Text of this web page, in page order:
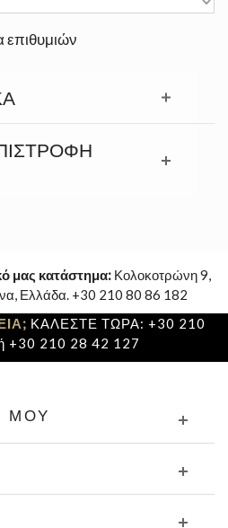
επιθυμιών
μας κατάστημα: Κολοκοτρώνη 9,
Ελλάδα. +30 210 80 86 182
ΚΑΛΕΣΤΕ ΤΩΡΑ: +30 210
+30 210 28 42 127
ΜΟΥ